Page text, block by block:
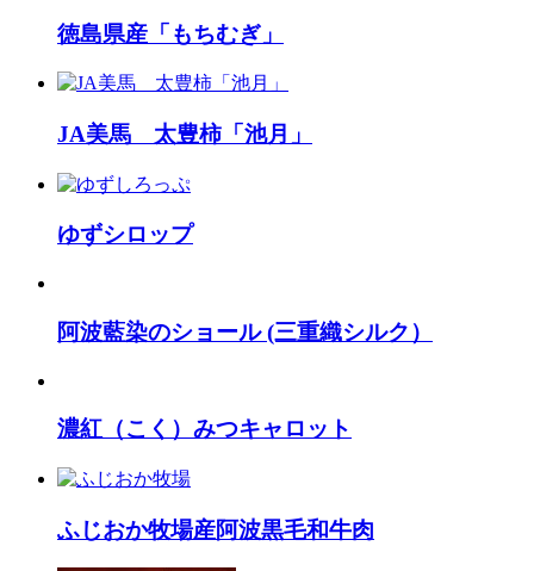
徳島県産「もちむぎ」
JA美馬 太豊柿「池月」
ゆずシロップ
阿波藍染のショール (三重織シルク）
濃紅（こく）みつキャロット
ふじおか牧場産阿波黒毛和牛肉